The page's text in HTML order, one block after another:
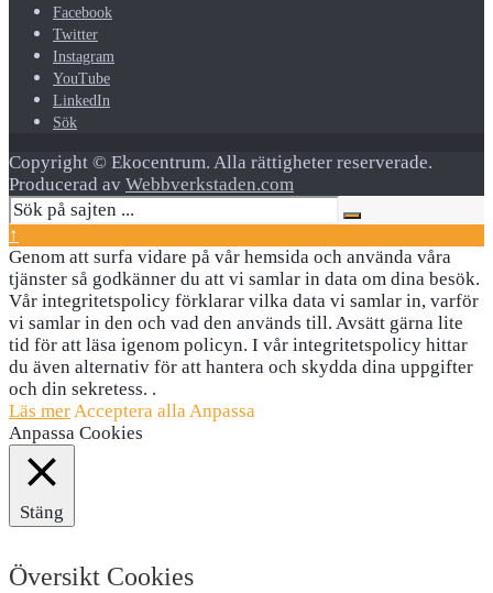
Facebook
Twitter
Instagram
YouTube
LinkedIn
Sök
Copyright © Ekocentrum. Alla rättigheter reserverade.
Producerad av Webbverkstaden.com
↑
Genom att surfa vidare på vår hemsida och använda våra
tjänster så godkänner du att vi samlar in data om dina besök.
Vår integritetspolicy förklarar vilka data vi samlar in, varför
vi samlar in den och vad den används till. Avsätt gärna lite
tid för att läsa igenom policyn. I vår integritetspolicy hittar
du även alternativ för att hantera och skydda dina uppgifter
och din sekretess. .
Läs merAcceptera allaAnpassa
Anpassa Cookies
Stäng
Översikt Cookies